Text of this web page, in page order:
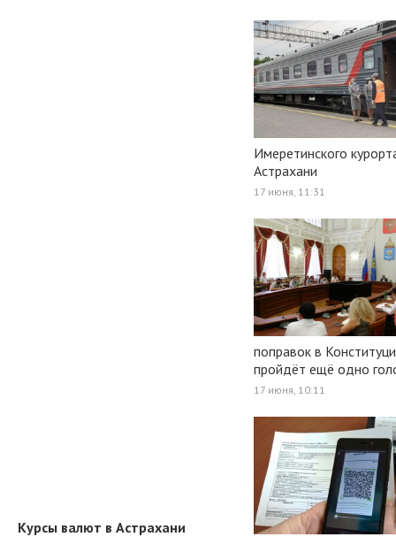
Курсы валют в Астрахани
Имеретинского
Астрахани
17 июня, 11:31
поправок в
пройдёт ещё одно
17 июня, 10:11